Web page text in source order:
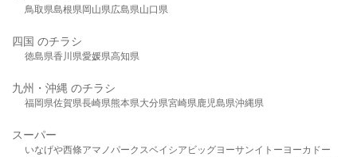
鳥取県島根県岡山県広島県山口県
四国 のチラシ
徳島県香川県愛媛県高知県
九州・沖縄 のチラシ
福岡県佐賀県長崎県熊本県大分県宮崎県鹿児島県沖縄県
スーパー
いなげや西條アマノパークスベイシア ビッグヨーサンイトーヨーカドー